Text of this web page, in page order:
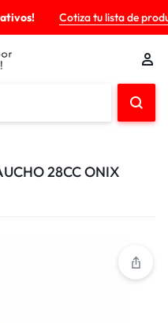
Cotiza tu lista de
28CC ONIX